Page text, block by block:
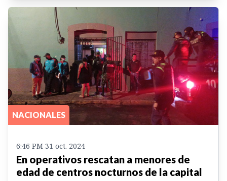
NACIONALES
6:46 PM 31 oct. 2024
En operativos rescatan a menores de
edad de centros nocturnos de la capital